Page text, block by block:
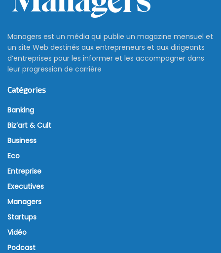
Managers est un média qui publie un magazine mensuel et
un site Web destinés aux entrepreneurs et aux dirigeants
d’entreprises pour les informer et les accompagner dans
leur progression de carrière
Catégories
Banking
Biz’art & Cult
Business
Eco
Entreprise
Executives
Managers
Startups
Vidéo
Podcast